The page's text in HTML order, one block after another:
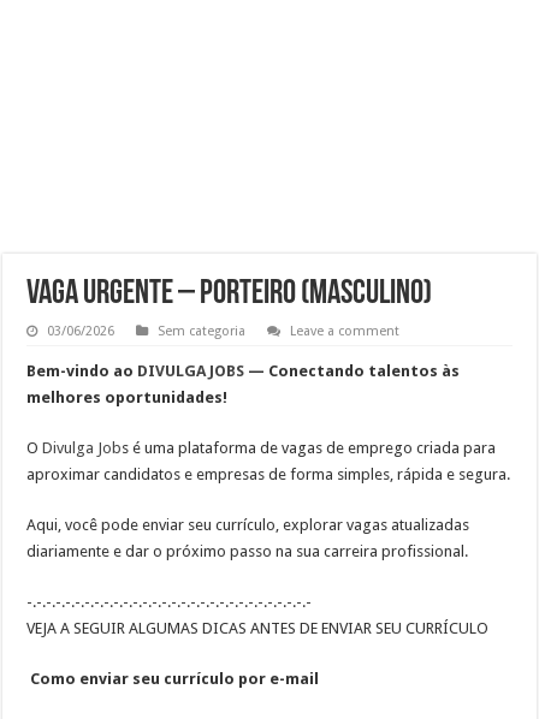
VAGA URGENTE – PORTEIRO (MASCULINO)
03/06/2026 Sem categoria Leave a comment
Bem-vindo ao DIVULGA JOBS — Conectando talentos às
melhores oportunidades!
ODivulga Jobs é uma plataforma de vagas de emprego criada para
aproximar candidatos e empresas de forma simples, rápida e segura.
Aqui, você podeenviar seu currículo, explorar vagas atualizadas
diariamente edar o próximo passo na sua carreira profissional .
-.-.-.-.-.-.-.-.-.-.-.-.-.-.-.-.-.-.-.-.-.-.-.-.-.-.-.-.-.-
VEJA A SEGUIR ALGUMAS DICAS ANTES DE ENVIAR SEU CURRÍCULO
Como enviar seu currículo por e-mail